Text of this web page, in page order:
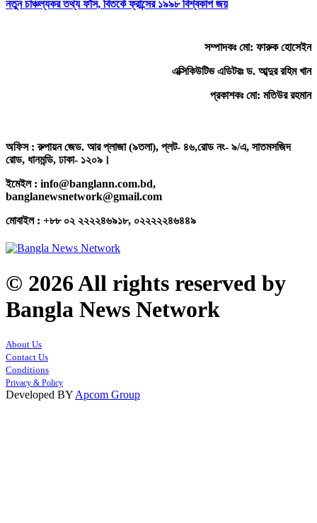
নতুন চাঞ্চল্যকর তথ্য ফাঁস, বিতর্কে ফ্রান্সের ১৯৯৮ বিশ্বকাপ জয়
সম্পাদকঃ মো: ফারুক হোসেইন
এক্সিকিউটিভ এডিটরঃ ড. আব্দুর রহিম খান
প্রকাশকঃ মো: মতিউর রহমান
অফিস : রুপায়ন জেড. আর প্লাজা (৯তলা), প্লট- ৪৬,রোড নং- ৯/এ, সাতমসজিদ
রোড, ধানমন্ডি, ঢাকা- ১২০৯।
ইমেইল : info@banglann.com.bd,
banglanewsnetwork@gmail.com
মোবাইল : +৮৮ ০২ ২২২২৪৬৯১৮, ০২২২২২৪৬৪৪৯
© 2026 All rights reserved by
Bangla News Network
About Us
Contact Us
Conditions
Privacy & Policy
Developed BY Apcom Group